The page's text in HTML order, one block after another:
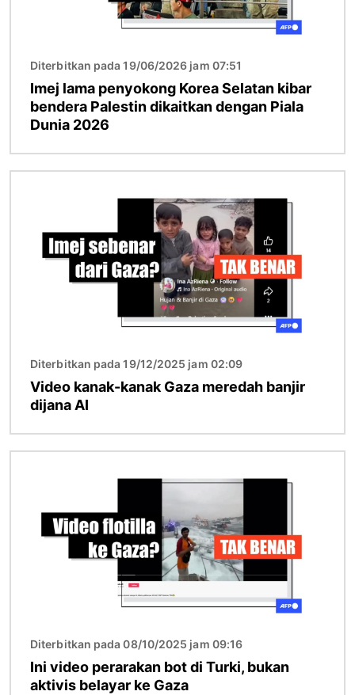
Diterbitkan pada 19/06/2026 jam 07:51
Imej lama penyokong Korea Selatan kibar
bendera Palestin dikaitkan dengan Piala
Dunia 2026
Diterbitkan pada 19/12/2025 jam 02:09
Video kanak-kanak Gaza meredah banjir
dijana AI
Diterbitkan pada 08/10/2025 jam 09:16
Ini video perarakan bot di Turki, bukan
aktivis belayar ke Gaza